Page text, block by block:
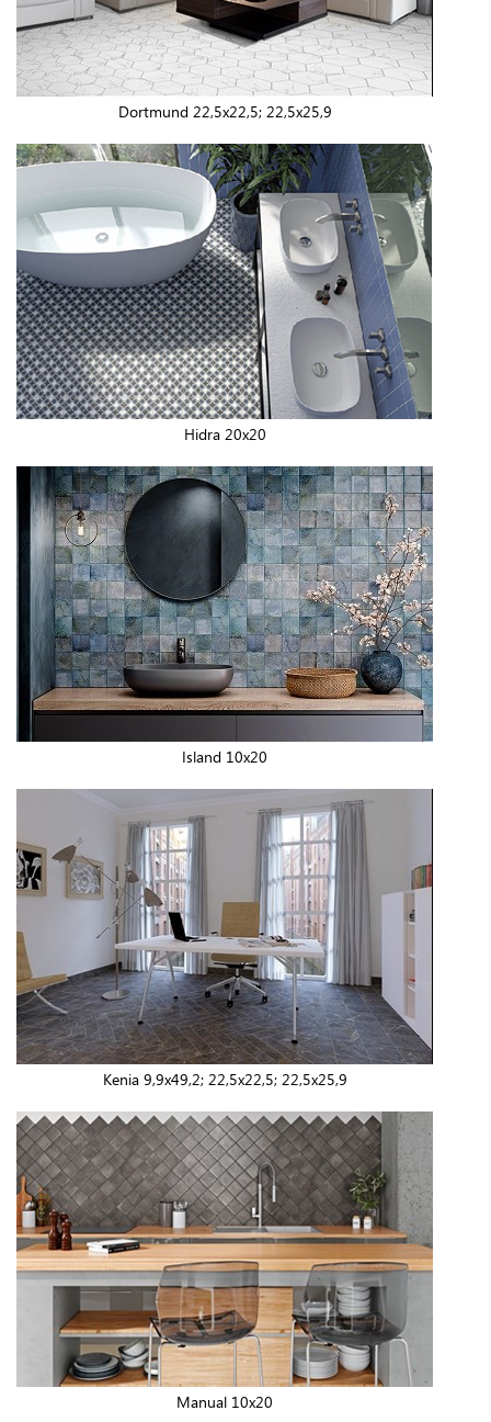
Dortmund 22,5x22,5; 22,5x25,9
Hidra 20x20
Island 10x20
Kenia 9,9x49,2; 22,5x22,5; 22,5x25,9
Manual 10x20